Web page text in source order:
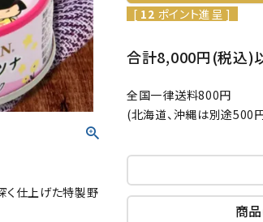
く仕上げた特製野
[ 12 ポイント進呈 ]
合計8,000円(税込)
全国一律送料800円
(北海道、沖縄は別途500
商